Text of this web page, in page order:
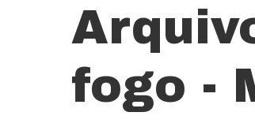
Pressione Enter para
fogo -